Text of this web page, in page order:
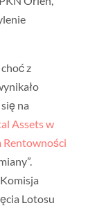
z
na
Assets w
Rentowności
Lotosu